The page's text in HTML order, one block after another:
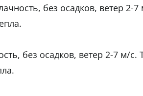
без осадков, ветер 2-
без осадков, ветер 2-7 м/